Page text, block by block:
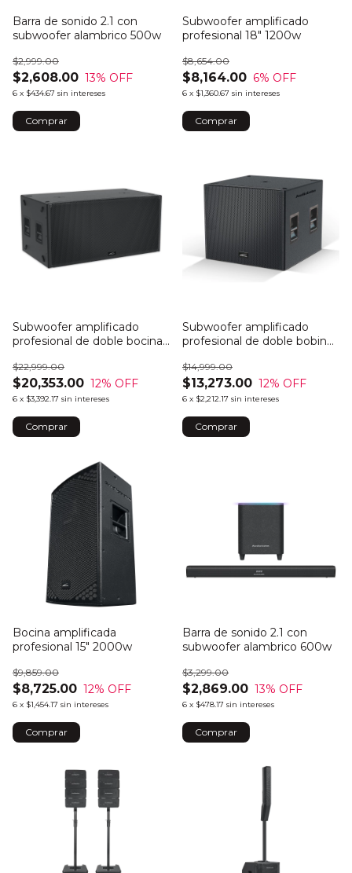
Barra de sonido 2.1 con
subwoofer alambrico 500w
$2,608.00
$2,999.00
13% OFF
6 x $434.67 sin intereses
Subwoofer amplificado
profesional 18" 1200w
$8,164.00
$8,654.00
6% OFF
6 x $1,360.67 sin intereses
Subwoofer amplificado
profesional de doble bocina
$20,353.00
$22,999.00
12% OFF
6 x $3,392.17 sin intereses
Subwoofer amplificado
profesional de doble bobina
$13,273.00
$14,999.00
12% OFF
6 x $2,212.17 sin intereses
Bocina amplificada
profesional 15" 2000w
$8,725.00
$9,859.00
12% OFF
6 x $1,454.17 sin intereses
Barra de sonido 2.1 con
subwoofer alambrico 600w
$2,869.00
$3,299.00
13% OFF
6 x $478.17 sin intereses